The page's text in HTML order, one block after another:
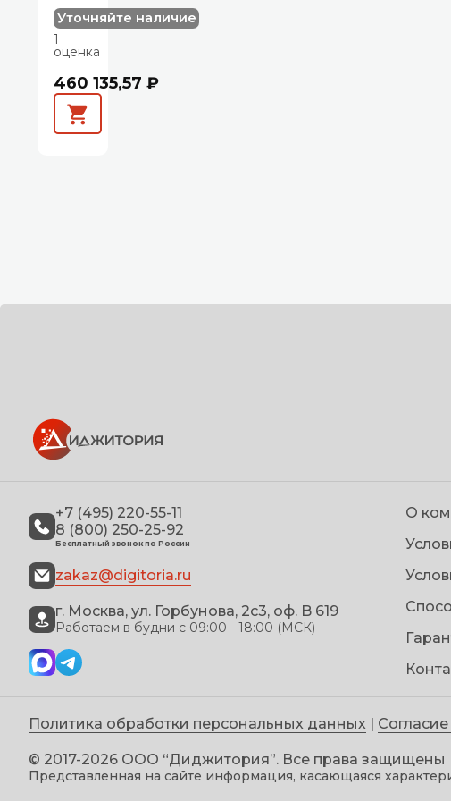
Уточняйте наличие
1
оценка
460 135,57 ₽
+7 (495) 220-55-11
8 (800) 250-25-92
Бесплатный звонок по России
zakaz@digitoria.ru
г. Москва, ул. Горбунова, 2с3, оф. B 619
Работаем в будни с 09:00 - 18:00 (МСК)
О
Политика обработки персональных данных |
© 2017-2026 ООО “Диджитория”. Все права защищены
Представленная на сайте информация, касающаяся